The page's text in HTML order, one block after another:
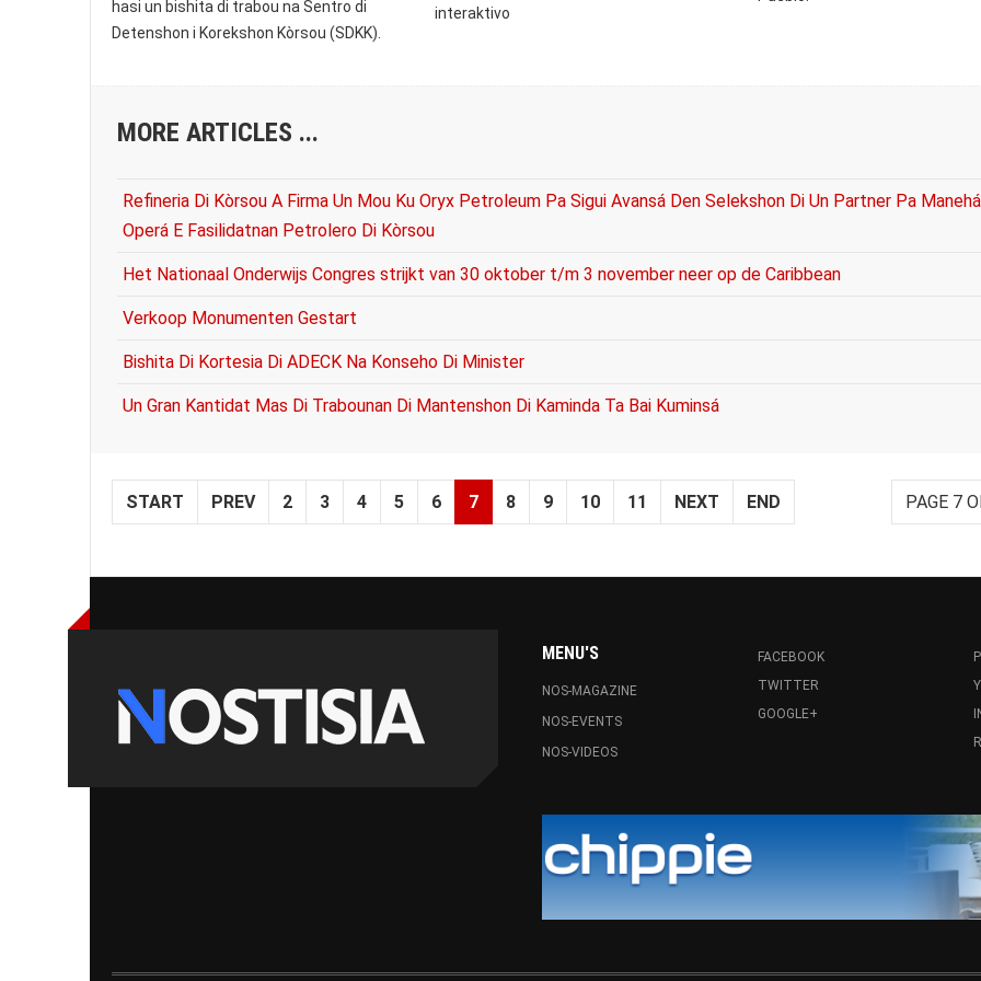
hasi un bishita di trabou na Sentro di
Detenshon i Korekshon Kòrsou (SDKK).
interaktivo
MORE ARTICLES ...
Refineria Di Kòrsou A Firma Un Mou Ku Oryx Petroleum Pa Sigui Avansá Den Selekshon Di Un Partner Pa
Operá E Fasilidatnan Petrolero Di Kòrsou
Het Nationaal Onderwijs Congres strijkt van 30 oktober t/m 3 november neer op de Caribbean
Verkoop Monumenten Gestart
Bishita Di Kortesia Di ADECK Na Konseho Di Minister
Un Gran Kantidat Mas Di Trabounan Di Mantenshon Di Kaminda Ta Bai Kuminsá
PAGE 7
START PREV 2 3 4 5 6 7 8 9 10 11 NEXT END
MENU'S
NOS-MAGAZINE
NOS-EVENTS
NOS-VIDEOS
FACEBOOK
TWITTER
GOOGLE+